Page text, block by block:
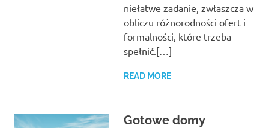
niełatwe zadanie, zwłaszcza w
obliczu różnorodności ofert i
formalności, które trzeba
spełnić.[…]
READ MORE
Gotowe domy